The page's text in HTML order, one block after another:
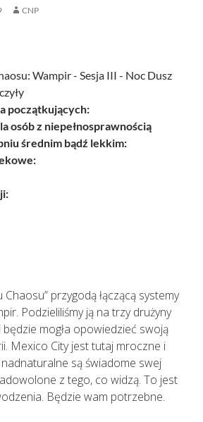
CNP
Wampir - Sesja III - Noc Dusz
początkujących:
osób z niepełnosprawnością
średnim bądź lekkim:
Chaosu” przygodą łączącą systemy
Podzieliliśmy ją na trzy drużyny
będzie mogła opowiedzieć swoją
Mexico City jest tutaj mroczne i
są świadome swej
z tego, co widzą. To jest
Będzie wam potrzebne.